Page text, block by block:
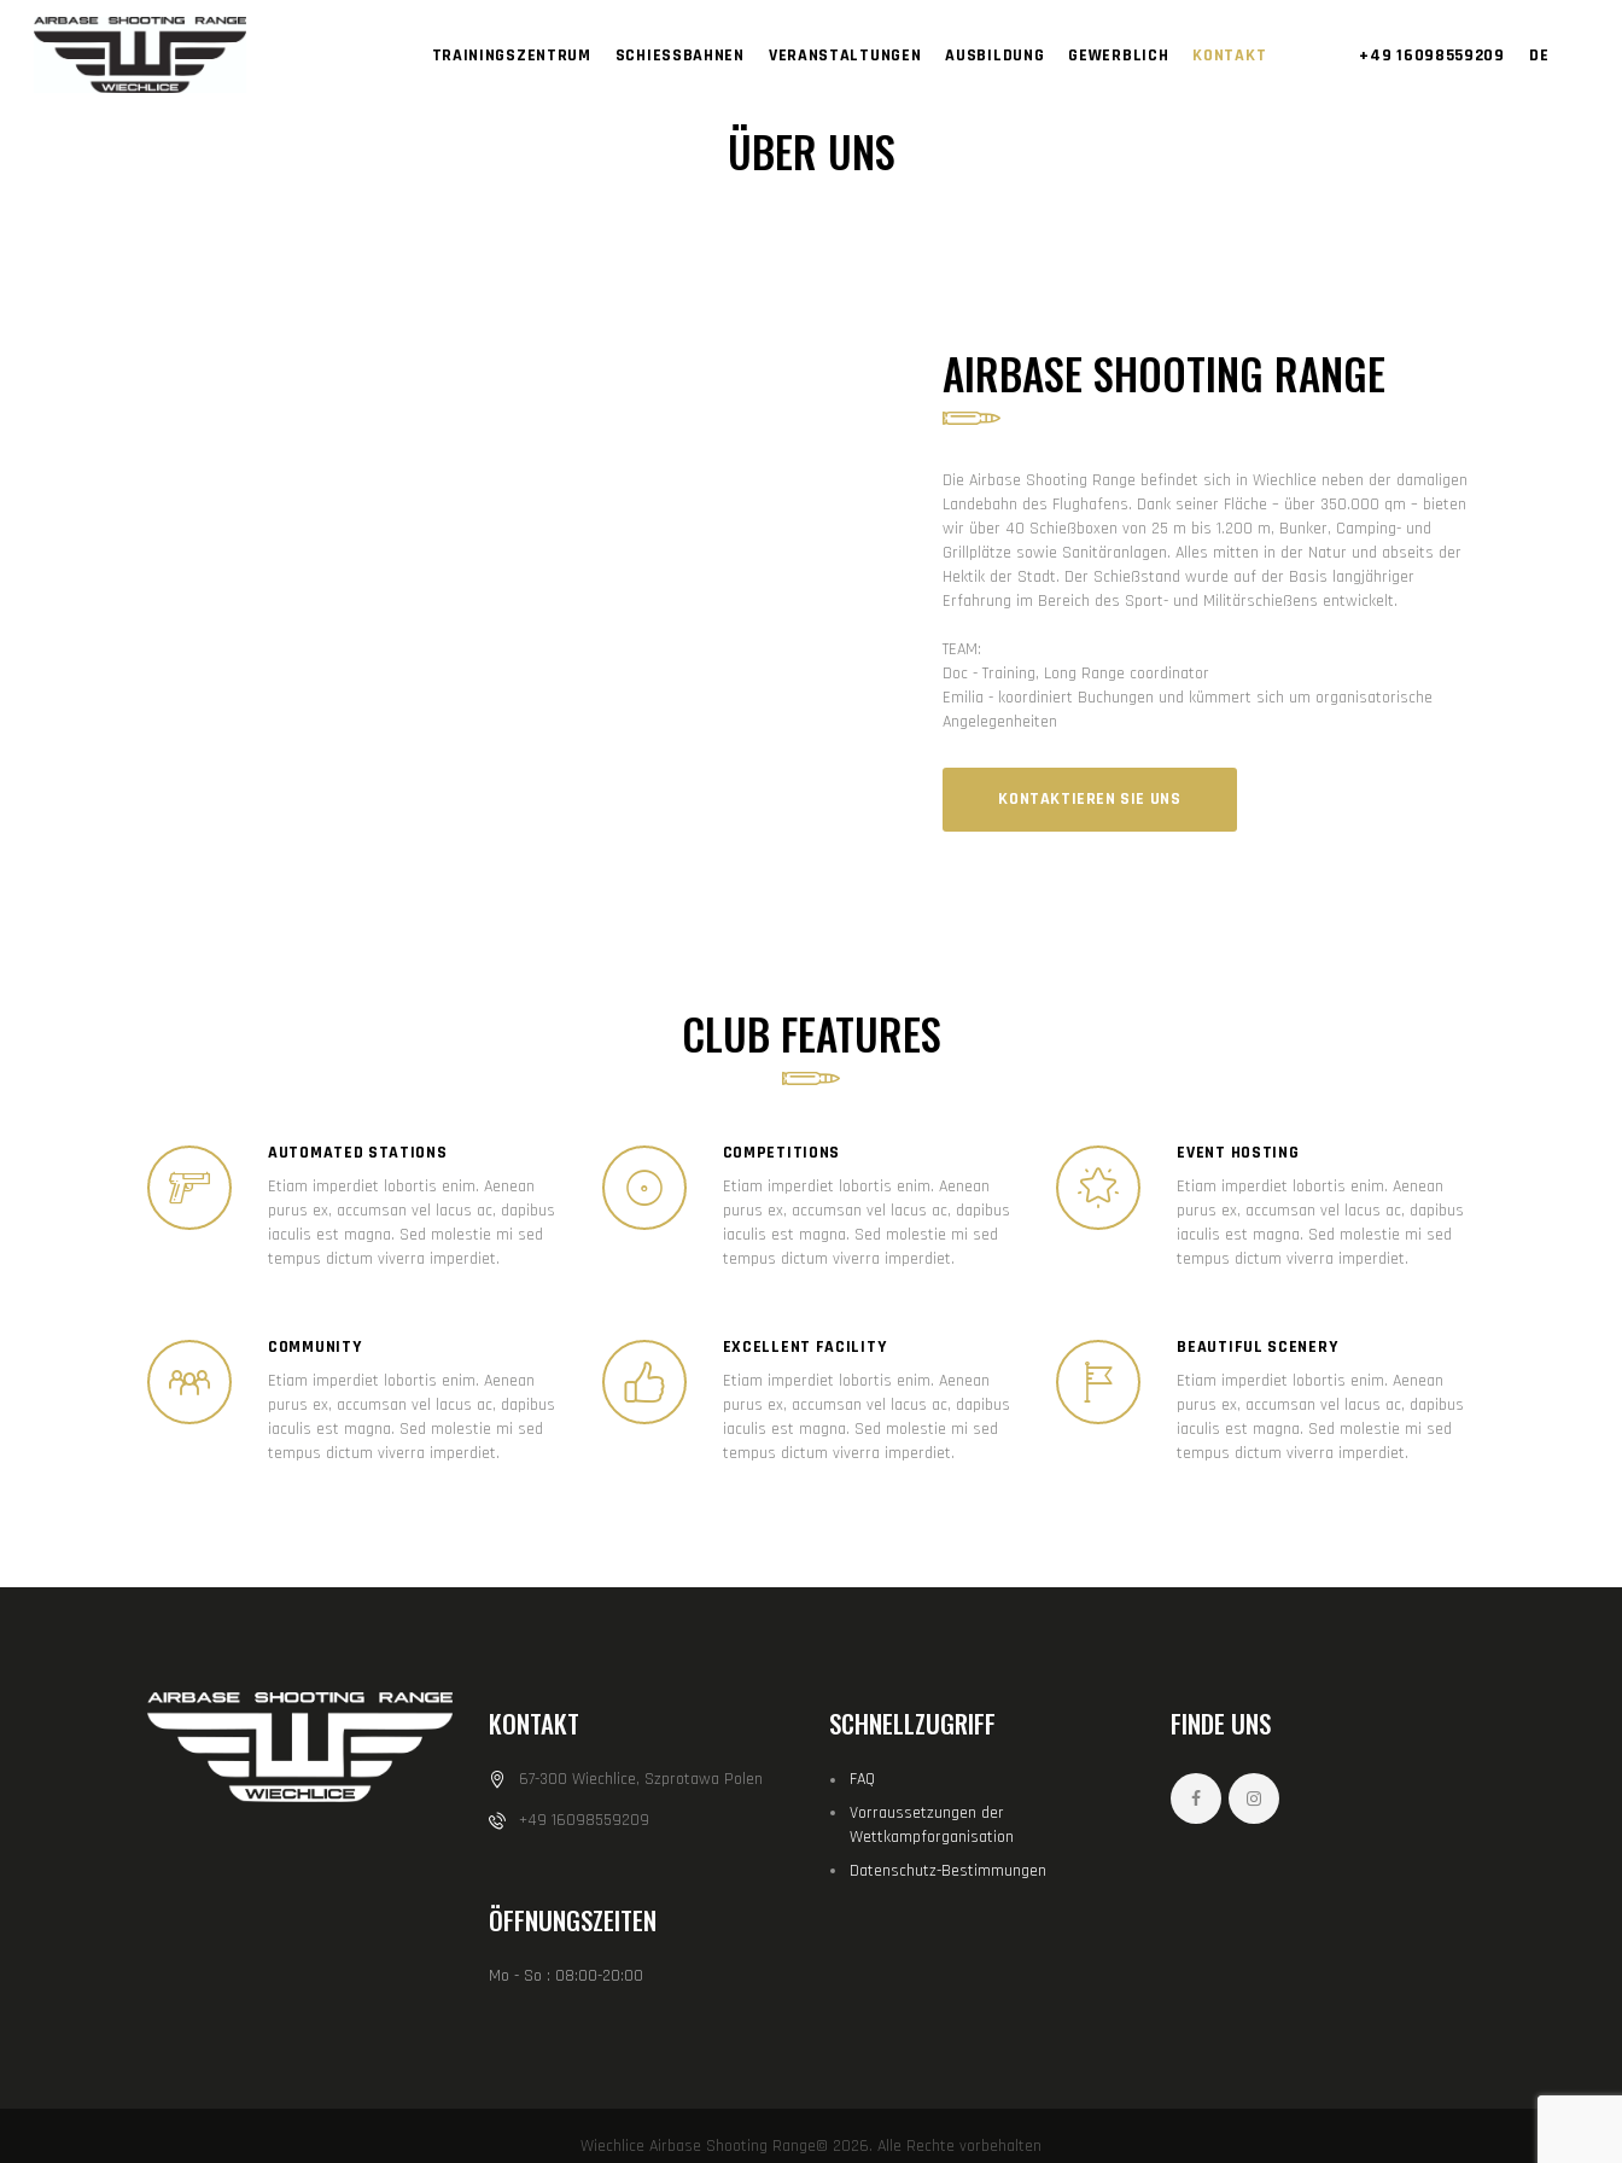
TRAININGSZENTRUM SCHIESSBAHNEN VERANSTALTUNGEN AUSBILDUNG GEWERBLICH KONTAKT +49 16098559209 DE
ÜBER UNS
AIRBASE SHOOTING RANGE
Die Airbase Shooting Range befindet sich in Wiechlice neben der damaligen
Landebahn des Flughafens. Dank seiner Fläche – über 350.000 qm – bieten
wir über 40 Schießboxen von 25 m bis 1.200 m, Bunker, Camping- und
Grillplätze sowie Sanitäranlagen. Alles mitten in der Natur und abseits der
Hektik der Stadt. Der Schießstand wurde auf der Basis langjähriger
Erfahrung im Bereich des Sport- und Militärschießens entwickelt.
TEAM:
Doc - Training, Long Range coordinator
Emilia - koordiniert Buchungen und kümmert sich um organisatorische
Angelegenheiten
KONTAKTIEREN SIE UNS
CLUB FEATURES
AUTOMATED STATIONS
Etiam imperdiet lobortis enim. Aenean
purus ex, accumsan vel lacus ac, dapibus
iaculis est magna. Sed molestie mi sed
tempus dictum viverra imperdiet.
COMPETITIONS
Etiam imperdiet lobortis enim. Aenean
purus ex, accumsan vel lacus ac, dapibus
iaculis est magna. Sed molestie mi sed
tempus dictum viverra imperdiet.
EVENT HOSTING
Etiam imperdiet lobortis enim. Aenean
purus ex, accumsan vel lacus ac, dapibus
iaculis est magna. Sed molestie mi sed
tempus dictum viverra imperdiet.
COMMUNITY
Etiam imperdiet lobortis enim. Aenean
purus ex, accumsan vel lacus ac, dapibus
iaculis est magna. Sed molestie mi sed
tempus dictum viverra imperdiet.
EXCELLENT FACILITY
Etiam imperdiet lobortis enim. Aenean
purus ex, accumsan vel lacus ac, dapibus
iaculis est magna. Sed molestie mi sed
tempus dictum viverra imperdiet.
BEAUTIFUL SCENERY
Etiam imperdiet lobortis enim. Aenean
purus ex, accumsan vel lacus ac, dapibus
iaculis est magna. Sed molestie mi sed
tempus dictum viverra imperdiet.
KONTAKT
67-300 Wiechlice, Szprotawa Polen
+49 16098559209
ÖFFNUNGSZEITEN
Mo - So : 08:00-20:00
SCHNELLZUGRIFF
FAQ
Vorraussetzungen der
Wettkampforganisation
Datenschutz-Bestimmungen
FINDE UNS
Wiechlice Airbase Shooting Range© 2026. Alle Rechte vorbehalten